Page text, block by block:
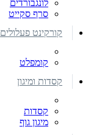
לונגבורדים
סרף סקייט
קורקינט פעלולים
קומפלט
קסדות ומיגון
קסדות
מיגון גוף